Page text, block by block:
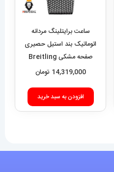
ساعت برایتلینگ مردانه
اتوماتیک بند استیل حصیری
صفحه مشکی Breitling
Super Ocean 020955
14,319,000 تومان
افزودن به سبد خرید